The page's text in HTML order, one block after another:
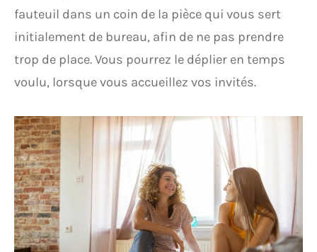
fauteuil dans un coin de la pièce qui vous sert
initialement de bureau, afin de ne pas prendre
trop de place. Vous pourrez le déplier en temps
voulu, lorsque vous accueillez vos invités.